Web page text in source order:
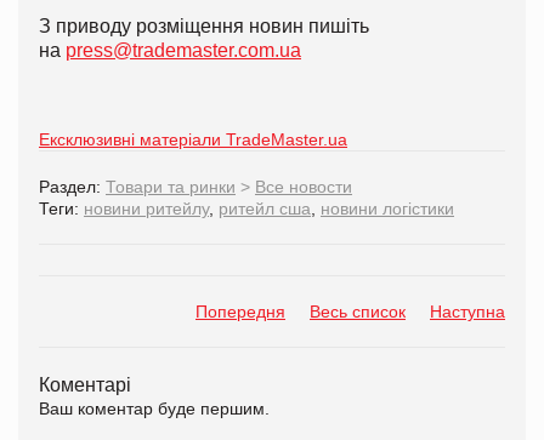
З приводу розміщення новин пишіть
на press@trademaster.com.ua
Ексклюзивні матеріали TradeMaster.ua
Раздел: Товари та ринки > Все новости
Теги: новини ритейлу, ритейл сша новини логістики
Попередня Весь список Наступна
Коментарі
Ваш коментар буде першим.